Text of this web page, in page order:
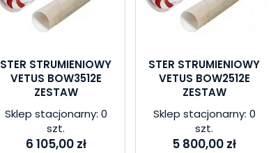
STER STRUMIENIOWY
VETUS BOW3512E
ZESTAW
Sklep stacjonarny: 0
szt.
6 105,00 zł
STER STRUMIENIOWY
VETUS BOW2512E
ZESTAW
Sklep stacjonarny: 0
szt.
5 800,00 zł